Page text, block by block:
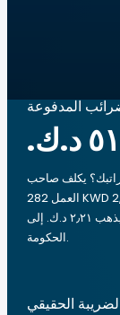
المدفوعة
يكلف صاحب
العمل 282 KWD لدفع 2,350 KWD. بعبارة أخرى، في كل مرة تنفق فيها
مبلغاً ‏١٠ د.ك.‏من المال الذي كسبته بشق الأنفس، يذهب ‏٢٫٢١ د.ك.‏ إلى
الحكومة.
الحقيقي